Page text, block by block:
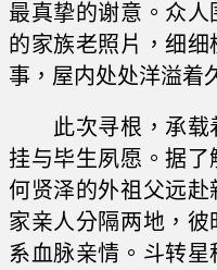
最真挚的谢意。众
的家族老照片，细
事，屋内处处洋溢着
此次寻根，承载
挂与毕生夙愿。据
何贤泽的外祖父远
家亲人分隔两地，
系血脉亲情。斗转